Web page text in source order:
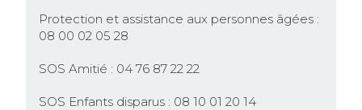
Protection et assistance aux personnes âgées :
08 00 02 05 28
SOS Amitié : 04 76 87 22 22
SOS Enfants disparus : 08 10 01 20 14